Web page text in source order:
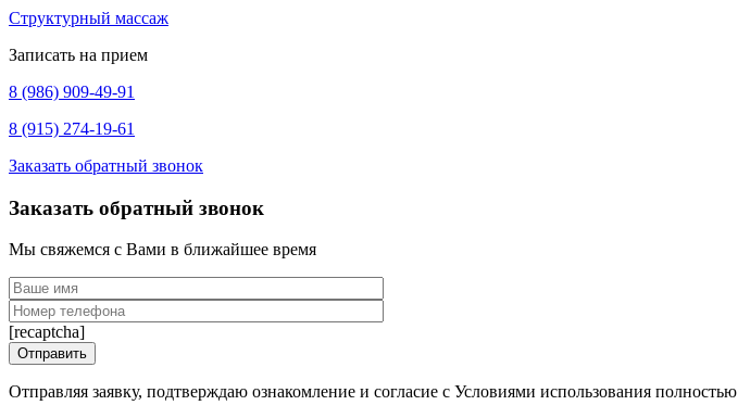
Структурный массаж
Записать на прием
8 (986) 909-49-91
8 (915) 274-19-61
Заказать обратный звонок
Заказать обратный звонок
Мы свяжемся с Вами в ближайшее время
[recaptcha]
Отправляя заявку, подтверждаю ознакомление и согласие с Условиями использования полностью